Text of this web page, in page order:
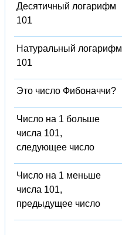
Десятичный логарифм
101
Натуральный логарифм
101
Это число Фибоначчи?
Число на 1 больше
числа 101,
следующее число
Число на 1 меньше
числа 101,
предыдущее число